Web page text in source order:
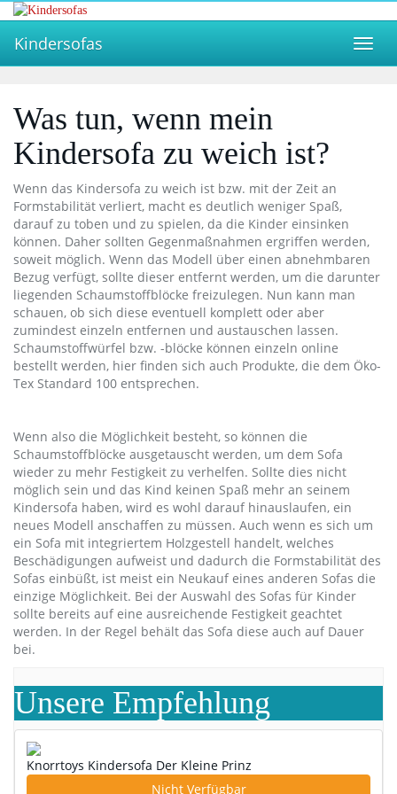
Skip
to
mainKindersofas
Was tun, wenn mein
Kindersofa zu weich ist?
Wenn das Kindersofa zu weich ist bzw. mit der Zeit an
Formstabilität verliert, macht es deutlich weniger Spaß,
darauf zu toben und zu spielen, da die Kinder einsinken
können. Daher sollten Gegenmaßnahmen ergriffen werden,
soweit möglich. Wenn das Modell über einen abnehmbaren
Bezug verfügt, sollte dieser entfernt werden, um die darunter
liegenden Schaumstoffblöcke freizulegen. Nun kann man
schauen, ob sich diese eventuell komplett oder aber
zumindest einzeln entfernen und austauschen lassen.
Schaumstoffwürfel bzw. -blöcke können einzeln online
bestellt werden, hier finden sich auch Produkte, die dem Öko-
Tex Standard 100 entsprechen.
Wenn also die Möglichkeit besteht, so können die
Schaumstoffblöcke ausgetauscht werden, um dem Sofa
wieder zu mehr Festigkeit zu verhelfen. Sollte dies nicht
möglich sein und das Kind keinen Spaß mehr an seinem
Kindersofa haben, wird es wohl darauf hinauslaufen, ein
neues Modell anschaffen zu müssen. Auch wenn es sich um
ein Sofa mit integriertem Holzgestell handelt, welches
Beschädigungen aufweist und dadurch die Formstabilität des
Sofas einbüßt, ist meist ein Neukauf eines anderen Sofas die
einzige Möglichkeit. Bei der Auswahl des Sofas für Kinder
sollte bereits auf eine ausreichende Festigkeit geachtet
werden. In der Regel behält das Sofa diese auch auf Dauer
bei.
Unsere Empfehlung
Knorrtoys Kindersofa Der Kleine Prinz
Nicht Verfügbar